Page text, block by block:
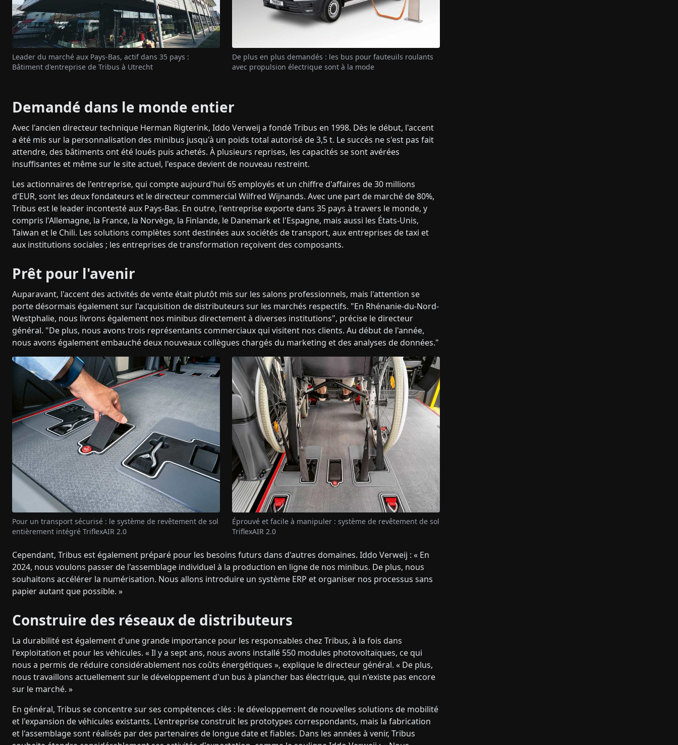
Leader du marché aux Pays-Bas, actif dans 35 pays :
Bâtiment d'entreprise de Tribus à Utrecht
De plus en plus demandés : les bus pour fauteuils roulants
avec propulsion électrique sont à la mode
Demandé dans le monde entier
Avec l'ancien directeur technique Herman Rigterink, Iddo Verweij a fondé Tribus en 1998. Dès le début, l'accent
a été mis sur la personnalisation des minibus jusqu'à un poids total autorisé de 3,5 t. Le succès ne s'est pas fait
attendre, des bâtiments ont été loués puis achetés. À plusieurs reprises, les capacités se sont avérées
insuffisantes et même sur le site actuel, l'espace devient de nouveau restreint.
Les actionnaires de l'entreprise, qui compte aujourd'hui 65 employés et un chiffre d'affaires de 30 millions
d'EUR, sont les deux fondateurs et le directeur commercial Wilfred Wijnands. Avec une part de marché de 80%,
Tribus est le leader incontesté aux Pays-Bas. En outre, l'entreprise exporte dans 35 pays à travers le monde, y
compris l'Allemagne, la France, la Norvège, la Finlande, le Danemark et l'Espagne, mais aussi les États-Unis,
Taiwan et le Chili. Les solutions complètes sont destinées aux sociétés de transport, aux entreprises de taxi et
aux institutions sociales ; les entreprises de transformation reçoivent des composants.
Prêt pour l'avenir
Auparavant, l'accent des activités de vente était plutôt mis sur les salons professionnels, mais l'attention se
porte désormais également sur l'acquisition de distributeurs sur les marchés respectifs. "En Rhénanie-du-Nord-
Westphalie, nous livrons également nos minibus directement à diverses institutions", précise le directeur
général. "De plus, nous avons trois représentants commerciaux qui visitent nos clients. Au début de l'année,
nous avons également embauché deux nouveaux collègues chargés du marketing et des analyses de données."
Pour un transport sécurisé : le système de revêtement de sol
entièrement intégré TriflexAIR 2.0
Éprouvé et facile à manipuler : système de revêtement de sol
TriflexAIR 2.0
Cependant, Tribus est également préparé pour les besoins futurs dans d'autres domaines. Iddo Verweij : « En
2024, nous voulons passer de l'assemblage individuel à la production en ligne de nos minibus. De plus, nous
souhaitons accélérer la numérisation. Nous allons introduire un système ERP et organiser nos processus sans
papier autant que possible. »
Construire des réseaux de distributeurs
La durabilité est également d'une grande importance pour les responsables chez Tribus, à la fois dans
l'exploitation et pour les véhicules. « Il y a sept ans, nous avons installé 550 modules photovoltaïques, ce qui
nous a permis de réduire considérablement nos coûts énergétiques », explique le directeur général. « De plus,
nous travaillons actuellement sur le développement d'un bus à plancher bas électrique, qui n'existe pas encore
sur le marché. »
En général, Tribus se concentre sur ses compétences clés : le développement de nouvelles solutions de mobilité
et l'expansion de véhicules existants. L'entreprise construit les prototypes correspondants, mais la fabrication
et l'assemblage sont réalisés par des partenaires de longue date et fiables. Dans les années à venir, Tribus